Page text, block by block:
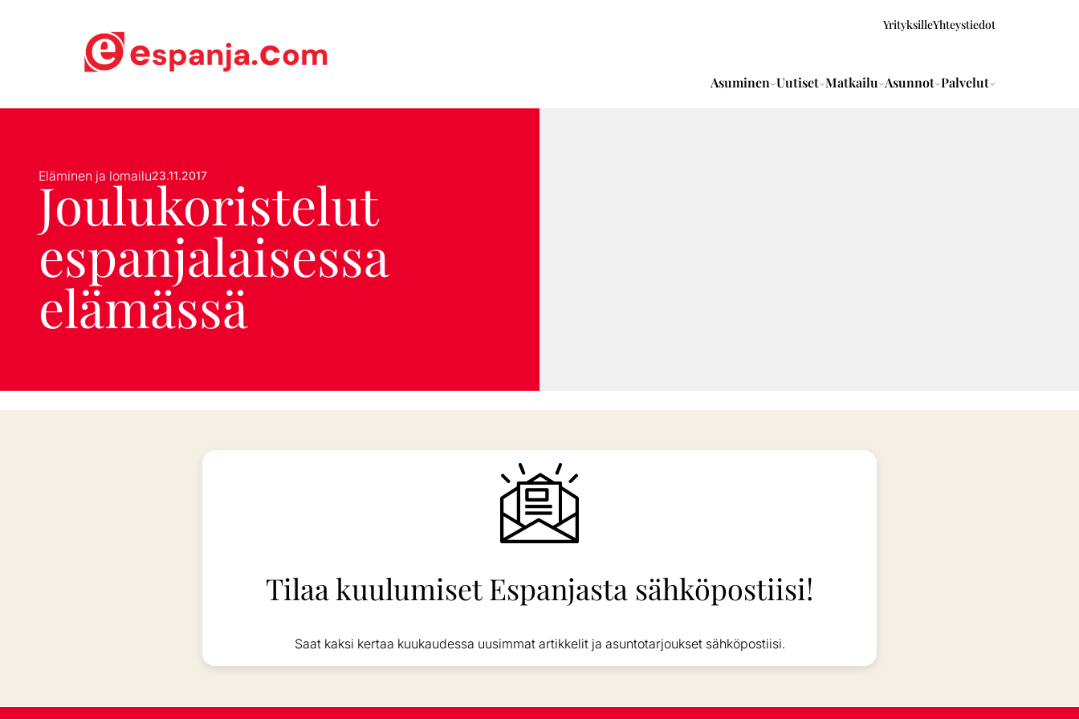
YrityksilleYhteystiedot
Asuminen Uutiset Matkailu Asunnot Palvelut
Eläminen ja lomailu23.11.2017
Joulukoristelut
espanjalaisessa
elämässä
Tilaa kuulumiset Espanjasta sähköpostiisi!
Saat kaksi kertaa kuukaudessa uusimmat artikkelit ja asuntotarjoukset sähköpostiisi.